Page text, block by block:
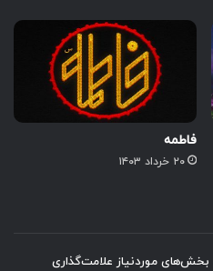
فاطمه
۲۰ خرداد ۱۴۰۳
بخش‌های موردنیاز علامت‌گذاری